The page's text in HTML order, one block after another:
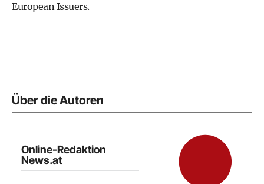
European Issuers.
Über die Autoren
Online-Redaktion
News.at